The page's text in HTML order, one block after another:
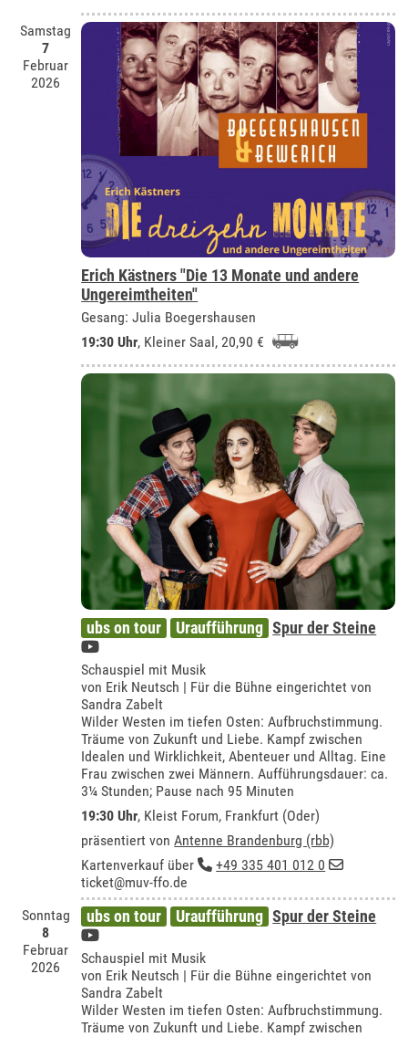
Samstag
7
Februar
2026
Erich Kästners "Die 13 Monate und andere
Ungereimtheiten"
Gesang: Julia Boegershausen
19:30 Uhr, Kleiner Saal , 20,90 €
ubs on tour Uraufführung Spur der Steine
Schauspiel mit Musik
von Erik Neutsch | Für die Bühne eingerichtet von
Sandra Zabelt
Wilder Westen im tiefen Osten: Aufbruchstimmung.
Träume von Zukunft und Liebe. Kampf zwischen
Idealen und Wirklichkeit, Abenteuer und Alltag. Eine
Frau zwischen zwei Männern. Aufführungsdauer: ca.
3¼ Stunden; Pause nach 95 Minuten
19:30 Uhr, Kleist Forum, Frankfurt (Oder)
präsentiert vonAntenne Brandenburg (rbb)
Kartenverkauf über
+49 335 401 012 0
ticket@muv-ffo.de
Sonntag
8
Februar
2026
ubs on tour Uraufführung Spur der Steine
Schauspiel mit Musik
von Erik Neutsch | Für die Bühne eingerichtet von
Sandra Zabelt
Wilder Westen im tiefen Osten: Aufbruchstimmung.
Träume von Zukunft und Liebe. Kampf zwischen